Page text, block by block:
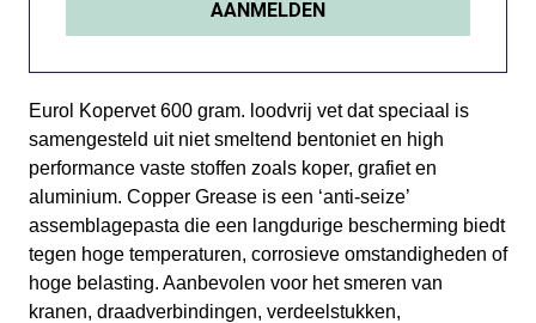
Eurol Kopervet 600 gram. loodvrij vet dat speciaal is
samengesteld uit niet smeltend bentoniet en high
performance vaste stoffen zoals koper, grafiet en
aluminium. Copper Grease is een ‘anti-seize’
assemblagepasta die een langdurige bescherming biedt
tegen hoge temperaturen, corrosieve omstandigheden of
hoge belasting. Aanbevolen voor het smeren van
kranen, draadverbindingen, verdeelstukken,